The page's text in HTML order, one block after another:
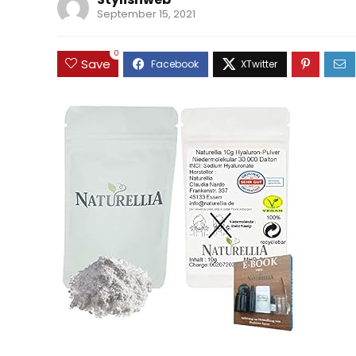
September 15, 2021
Save
0